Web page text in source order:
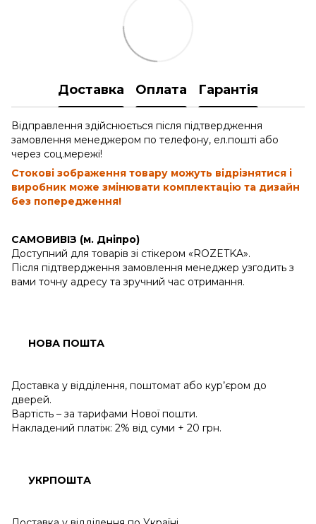
Доставка Оплата Гарантія
Відправлення здійснюється після підтвердження
замовлення менеджером по телефону, ел.пошті або
через соц.мережі!
Стокові зображення товару можуть відрізнятися і
виробник може змінювати комплектацію та дизайн
без попередження!
САМОВИВІЗ (м. Дніпро)
Доступний для товарів зі стікером «ROZETKA».
Після підтвердження замовлення менеджер узгодить з
вами точну адресу та зручний час отримання.
НОВА ПОШТА
Доставка у відділення, поштомат або кур’єром до
дверей.
Вартість – за тарифами Нової пошти.
Накладений платіж: 2% від суми + 20 грн.
УКРПОШТА